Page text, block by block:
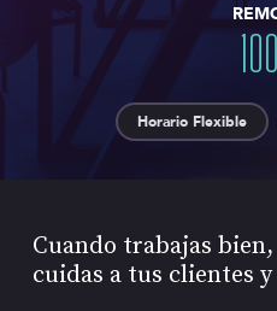
100
Horario Flexible
Cuando trabajas
cuidas a tus clientes